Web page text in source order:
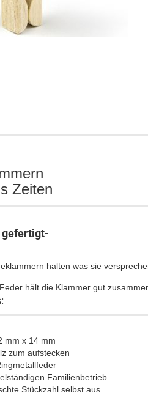
Zeiten
gefertigt-
halten was sie
hält die Klammer gut
mm x 14 mm
zum aufstecken
Familienbetrieb
Stückzahl selbst aus.